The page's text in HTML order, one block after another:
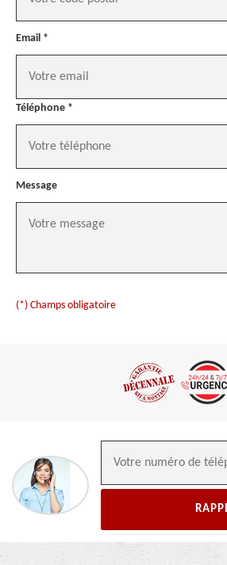
Email *
Téléphone *
Message
(*) Champs obligatoire